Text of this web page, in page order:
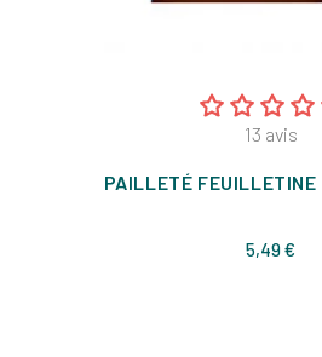
13 avis
PAILLETÉ FEUILLETINE
5,49 €